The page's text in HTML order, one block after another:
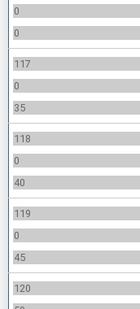
0
0
117
0
35
118
0
40
119
0
45
120